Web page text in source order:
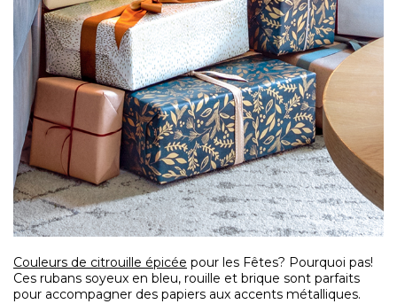
Couleurs de citrouille épicée pour les Fêtes? Pourquoi pas!
Ces rubans soyeux en bleu, rouille et brique sont parfaits
pour accompagner des papiers aux accents métalliques.